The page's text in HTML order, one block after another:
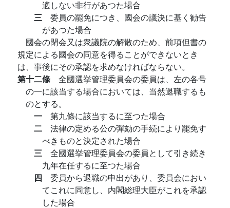
適しない非行があつた場合
三 委員の罷免につき、國会の議決に基く勧告
があつた場合
國会の閉会又は衆議院の解散のため、前項但書の
規定による國会の同意を得ることができないとき
は、事後にその承認を求めなければならない。
第十二條 全國選挙管理委員会の委員は、左の各号
の一に該当する場合においては、当然退職するも
のとする。
一 第九條に該当するに至つた場合
二 法律の定める公の彈劾の手続により罷免す
べきものと決定された場合
三 全國選挙管理委員会の委員として引き続き
九年在任するに至つた場合
四 委員から退職の申出があり、委員会におい
てこれに同意し、内閣総理大臣がこれを承認
した場合